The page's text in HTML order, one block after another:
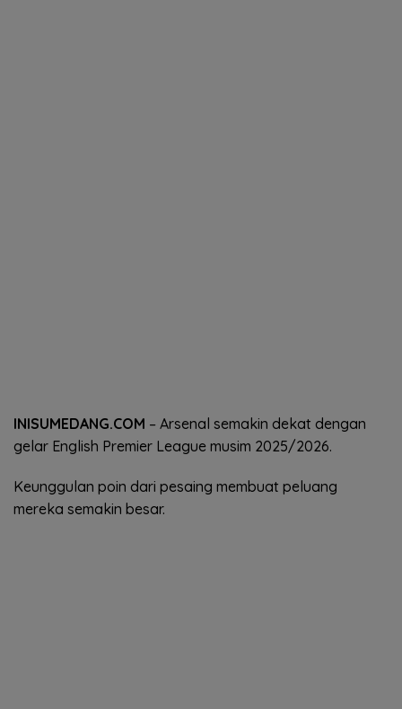
INISUMEDANG.COM – Arsenal semakin dekat dengan
gelar English Premier League musim 2025/2026.
Keunggulan poin dari pesaing membuat peluang
mereka semakin besar.